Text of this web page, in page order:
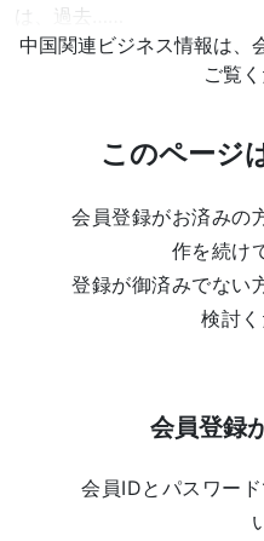
は、過去……
中国関連ビジネス情報は、
ご覧く
このページ
会員登録がお済みの
作を続け
登録が御済みでない
検討く
会員登録
会員IDとパスワー